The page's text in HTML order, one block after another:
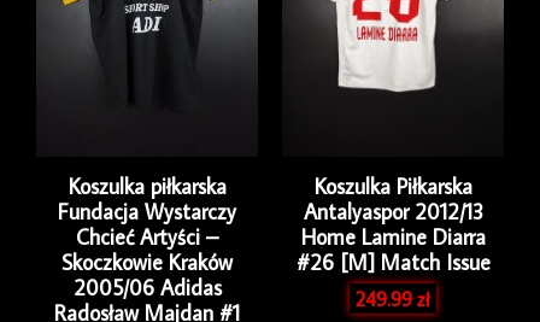
Koszulka piłkarska
Fundacja Wystarczy
Chcieć Artyści –
Skoczkowie Kraków
2005/06 Adidas
Radosław Majdan #1
Koszulka Piłkarska
Antalyaspor 2012/13
Home Lamine Diarra
#26 [M] Match Issue
249.99zł